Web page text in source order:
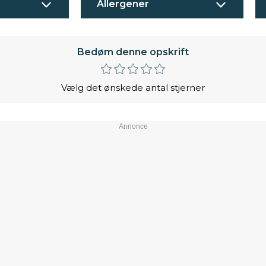
Allergener
Bedøm denne opskrift
Vælg det ønskede antal stjerner